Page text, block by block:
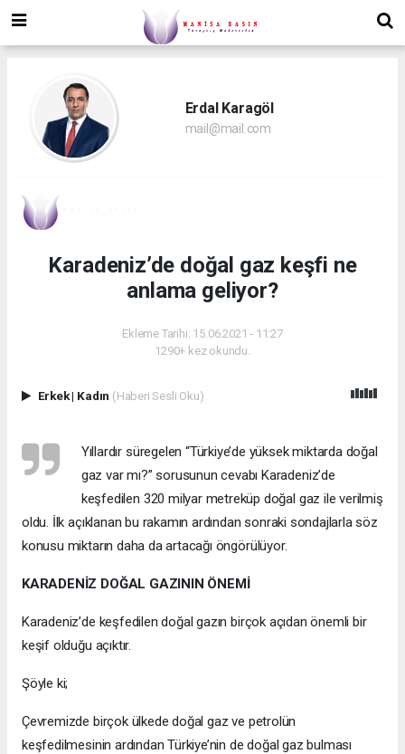
Erdal Karagöl
mail@mail.com
Karadeniz’de doğal gaz keşfi ne
anlama geliyor?
Ekleme Tarihi: 15.06.2021 - 11:27
1290+ kez okundu.
Erkek| Kadın (Haberi Sesli Oku)
Yıllardır süregelen “Türkiye’de yüksek miktarda doğal
gaz var mı?” sorusunun cevabı Karadeniz’de
keşfedilen 320 milyar metreküp doğal gaz ile verilmiş
oldu. İlk açıklanan bu rakamın ardından sonraki sondajlarla söz
konusu miktarın daha da artacağı öngörülüyor.
KARADENİZ DOĞAL GAZININ ÖNEMİ
Karadeniz’de keşfedilen doğal gazın birçok açıdan önemli bir
keşif olduğu açıktır.
Şöyle ki;
Çevremizde birçok ülkede doğal gaz ve petrolün
keşfedilmesinin ardından Türkiye’nin de doğal gaz bulması